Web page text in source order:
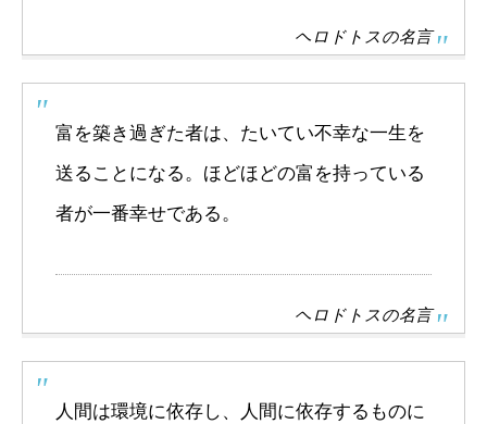
ヘロドトスの名言
富を築き過ぎた者は、たいてい不幸な一生を
送ることになる。ほどほどの富を持っている
者が一番幸せである。
ヘロドトスの名言
人間は環境に依存し、人間に依存するものに